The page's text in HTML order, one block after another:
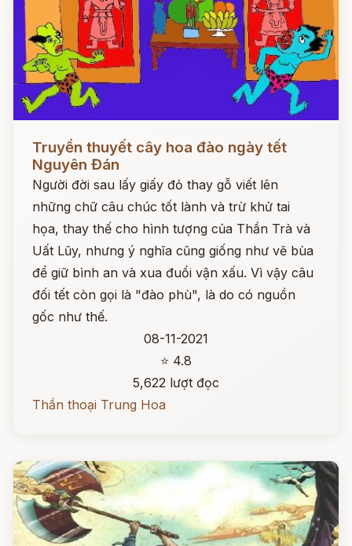
Đọc ngay
Truyền thuyết cây hoa đào ngày tết
Nguyên Đán
Người đời sau lấy giấy đỏ thay gỗ viết lên
những chữ câu chúc tốt lành và trừ khử tai
họa, thay thế cho hình tượng của Thần Trà và
Uất Lũy, nhưng ý nghĩa cũng giống như vẽ bùa
để giữ bình an và xua đuổi vận xấu. Vì vậy câu
đối tết còn gọi là "đào phù", là do có nguồn
gốc như thế.
08-11-2021
⭐ 4.8
5,622 lượt đọc
Thần thoại Trung Hoa